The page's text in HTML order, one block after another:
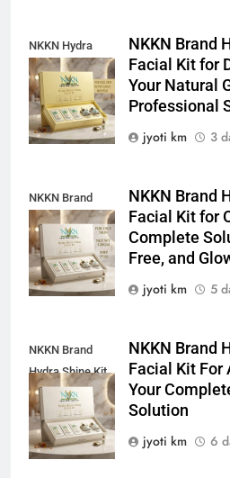
NKKN Hydra
Shine Facial Kit
For Dull Skin
NKKN Brand
Facial Kit for
Your Natural
Professional
jyoti km
3
NKKN Brand
Shine Facial Kit
For Oily Skin
NKKN Brand
Facial Kit for
Complete
Free, and
jyoti km
5
NKKN Brand
Hydra Shine Kit
For All Skin
Types
NKKN Brand
Facial Kit For
Your
Solution
jyoti km
6